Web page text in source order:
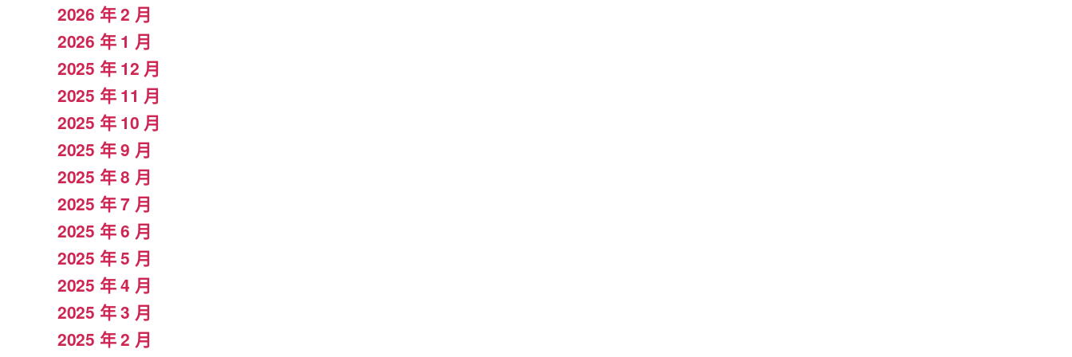
2026 年 2 月
2026 年 1 月
2025 年 12 月
2025 年 11 月
2025 年 10 月
2025 年 9 月
2025 年 8 月
2025 年 7 月
2025 年 6 月
2025 年 5 月
2025 年 4 月
2025 年 3 月
2025 年 2 月